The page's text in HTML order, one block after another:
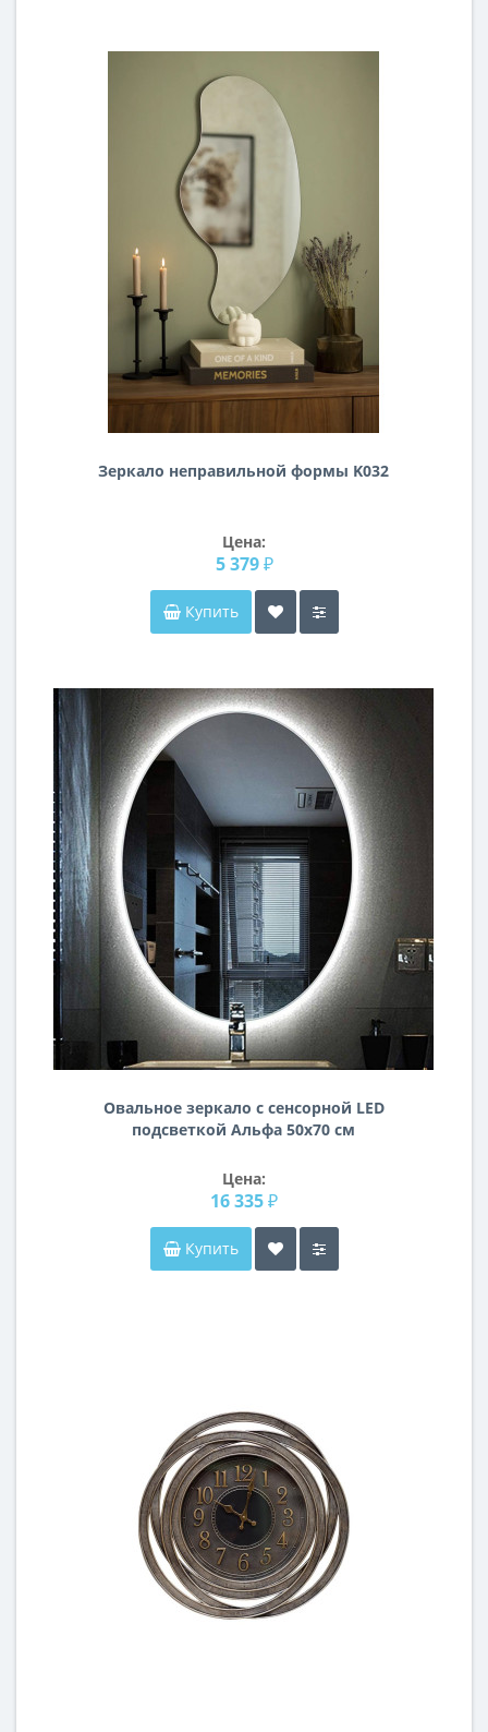
Зеркало неправильной формы K032
Цена:
5 379 ₽
Купить
Овальное зеркало с сенсорной LED
подсветкой Альфа 50х70 см
Цена:
16 335 ₽
Купить